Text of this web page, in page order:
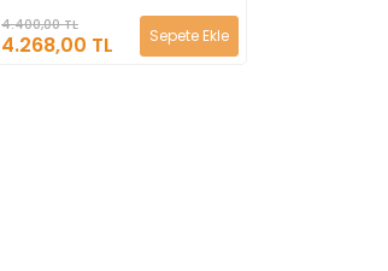
4.400,00 TL
4.268,00 TL Sepete Ekle